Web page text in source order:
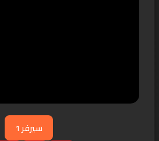
سيرفر 1